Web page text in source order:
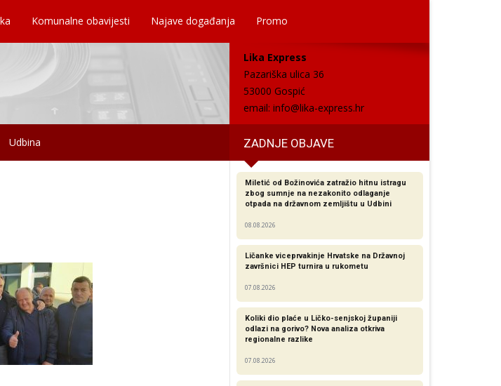
Komunalne obavijesti Najave događanja Promo
Lika Express
Pazariška ulica 36
53000 Gospić
email: info@lika-express.hr
Udbina ZADNJE OBJAVE
Miletić od Božinovića zatražio hitnu istragu
zbog sumnje na nezakonito odlaganje
otpada na državnom zemljištu u Udbini
08.08.2026
Ličanke viceprvakinje Hrvatske na Državnoj
završnici HEP turnira u rukometu
07.08.2026
Koliki dio plaće u Ličko-senjskoj županiji
odlazi na gorivo? Nova analiza otkriva
regionalne razlike​
07.08.2026